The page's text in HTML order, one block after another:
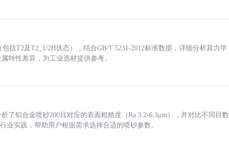
括T2及T2_1/2H状态），结合GB/T 5231-2012标准数据，详细分析其力学
特性差异，为工业选材提供参考。
了铝合金喷砂200目对应的表面粗糙度（Ra 3.2-6.3μm），并对比不同目数
业实践，帮助用户根据需求选择合适的喷砂参数。